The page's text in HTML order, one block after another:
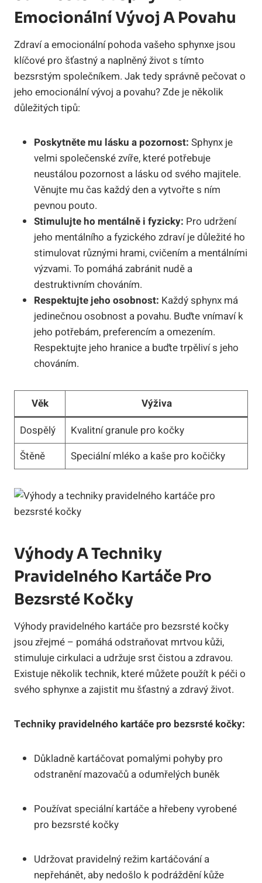
Emocionální Vývoj A Povahu
Zdraví a emocionální pohoda vašeho sphynxe jsou
klíčové pro šťastný a naplněný život s tímto
bezsrstým společníkem. Jak tedy správně pečovat o
jeho emocionální vývoj a povahu? Zde je několik
důležitých tipů:
Poskytněte mu lásku a pozornost: Sphynx je
velmi společenské zvíře, které potřebuje
neustálou pozornost a lásku od svého majitele.
Věnujte mu čas každý den a vytvořte s ním
pevnou pouto.
Stimulujte ho mentálně i fyzicky: Pro udržení
jeho mentálního a fyzického zdraví je důležité ho
stimulovat různými hrami, cvičením a mentálními
výzvami. To pomáhá zabránit nudě a
destruktivním chováním.
Respektujte jeho osobnost: Každý sphynx má
jedinečnou osobnost a povahu. Buďte vnímaví k
jeho potřebám, preferencím a omezením.
Respektujte jeho hranice a buďte trpěliví s jeho
chováním.
Věk
Výživa
Dospělý
Kvalitní granule pro kočky
Štěně
Speciální mléko a kaše pro kočičky
Výhody A Techniky
Pravidelného Kartáče Pro
Bezsrsté Kočky
Výhody pravidelného kartáče pro bezsrsté kočky
jsou zřejmé – pomáhá odstraňovat mrtvou kůži,
stimuluje cirkulaci a udržuje srst čistou a zdravou.
Existuje několik technik, které můžete použít k péči o
svého sphynxe a zajistit mu šťastný a zdravý život.
Techniky pravidelného kartáče pro bezsrsté kočky:
Důkladně kartáčovat pomalými pohyby pro
odstranění mazovačů a odumřelých buněk
Používat speciální kartáče a hřebeny vyrobené
pro bezsrsté kočky
Udržovat pravidelný režim kartáčování a
nepřehánět, aby nedošlo k podráždění kůže